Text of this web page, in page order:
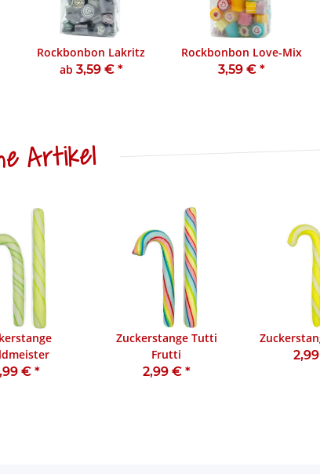
Rockbonbon Lakritz
ab 3,59 € *
Rockbonbon Love-Mix
3,59 € *
Artikel
€ *
Zuckerstange Tutti
Frutti
2,99 € *